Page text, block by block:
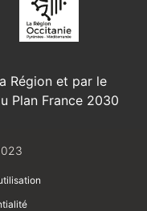
Région et par le
Plan France 2030